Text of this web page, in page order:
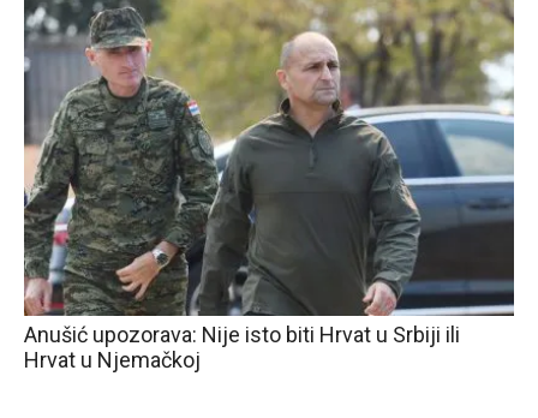
Anušić upozorava: Nije isto biti Hrvat u Srbiji ili
Hrvat u Njemačkoj